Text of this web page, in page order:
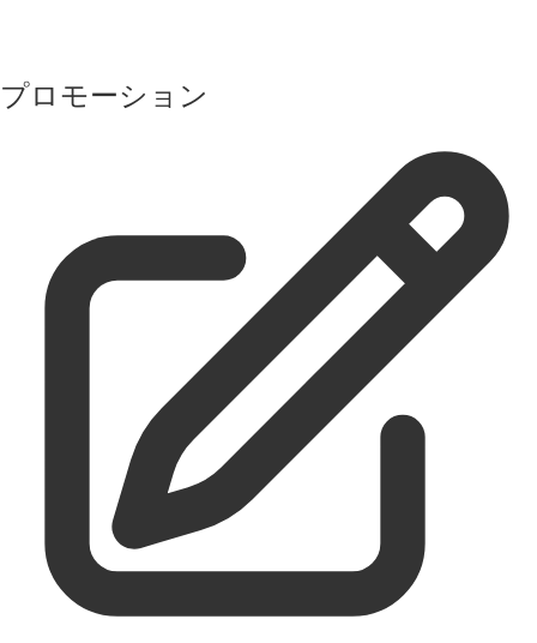
プロモーション